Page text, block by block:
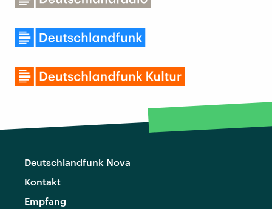
Deutschlandfunk Nova
Kontakt
Empfang